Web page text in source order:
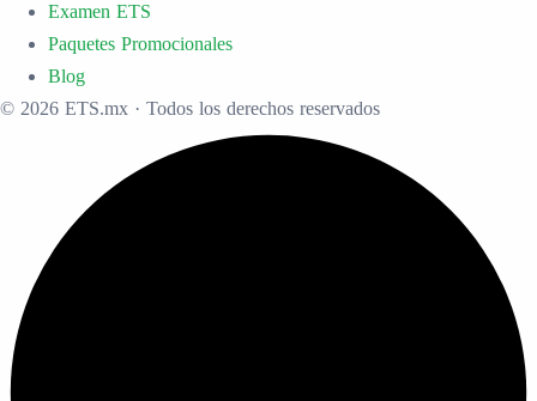
Examen ETS
Paquetes Promocionales
Blog
© 2026 ETS.mx · Todos los derechos reservados